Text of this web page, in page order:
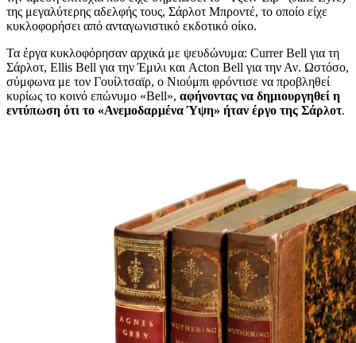
της μεγαλύτερης αδελφής τους, Σάρλοτ Μπροντέ, το οποίο είχε
κυκλοφορήσει από ανταγωνιστικό εκδοτικό οίκο.
Τα έργα κυκλοφόρησαν αρχικά με ψευδώνυμα: Currer Bell για τη
Σάρλοτ, Ellis Bell για την Έμιλι και Acton Bell για την Αν. Ωστόσο,
σύμφωνα με τον Γουίλτσαϊρ, ο Νιούμπι φρόντισε να προβληθεί
κυρίως το κοινό επώνυμο «Bell», αφήνοντας να δημιουργηθεί η
εντύπωση ότι το «Ανεμοδαρμένα Ύψη» ήταν έργο της Σάρλοτ.